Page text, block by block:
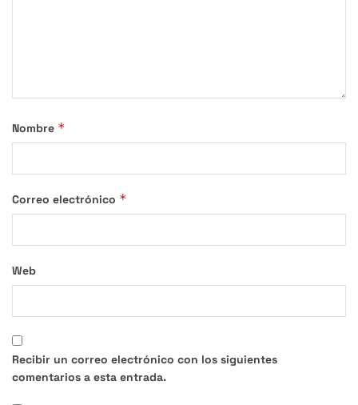
Nombre *
Correo electrónico *
Web
Recibir un correo electrónico con los siguientes
comentarios a esta entrada.